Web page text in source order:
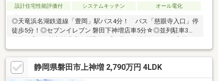
設計住宅性能評価付
システムキッチン オール電化
◎天竜浜名湖鉄道線「豊岡」駅バス4分！ バス「慈眼寺入口」停
徒歩5分！◎セブンイレブン 磐田下神増店車5分☆◎並列駐車3台
◎豊岡南小学校まで600ｍ(徒歩8分)◎豊岡中学校まで1800ｍ(徒歩
22分)■□■□■□■□■□■□■□■□■□■□■□■0120-133-301【通話料無
料】へお気軽にお問い合わせください！平日、土日問わずご案内
致します！自己資金0円、自営業の方、勤務年数が短い方など住宅
静岡県磐田市上神増 2,790万円 4LDK